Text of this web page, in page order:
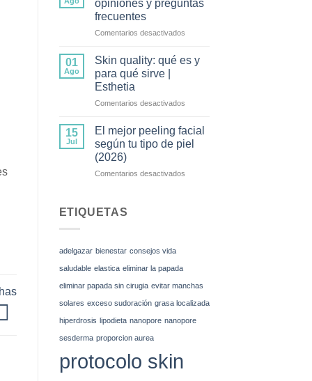
mesoterapia
y
funciona
opiniones y preguntas
frecuentes
Comentarios desactivadosen
opiniones
frecuentes
01
Ago
Skin quality: qué es y
para qué sirve |
Esthetia
Comentarios desactivadosen
quality:
qué
es
para
15
Jul
El mejor peeling facial
según tu tipo de piel
(2026)
Comentarios desactivadosen
(2026)
ETIQUETAS
adelgazar bienestar consejos vida
saludable elastica eliminar la papada
eliminar papada sin cirugia evitar manchas
solares exceso sudoración grasa localizada
hiperdrosis lipodieta nanopore nanopore
sesderma proporcion aurea
protocolo skin